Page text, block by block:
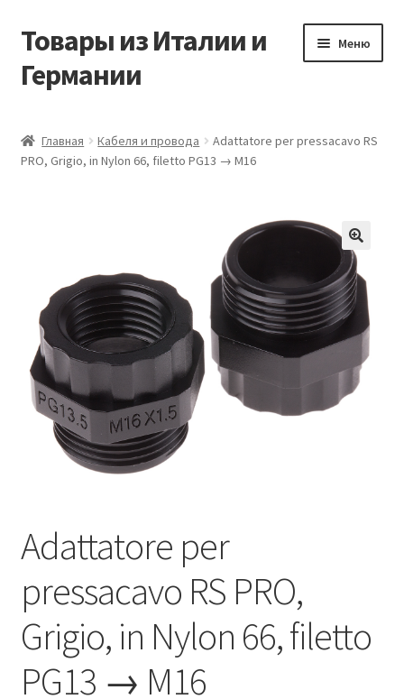
Перейти
навигации
Перейти
содержимому
Товары из Италии и
Германии
Меню
Виды доставки
Корзина
Мой аккаунт
Оставить отзыв
Оформление заказа
Скидки
Сотрудничество
Главная Кабеля и провода
Adattatore per pressacavo RS
PRO, Grigio, in Nylon 66, filetto PG13 → M16
🔍
Adattatore per
pressacavo RS PRO,
Grigio, in Nylon 66, filetto
PG13 → M16